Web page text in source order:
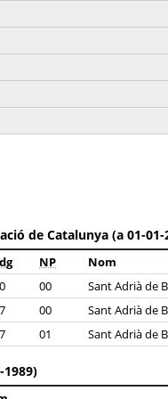
de Catalunya (a 01-01-
dg NP Nom
0 00
Sant Adrià de
7 00 Sant Adrià de
7 01 Sant Adrià de